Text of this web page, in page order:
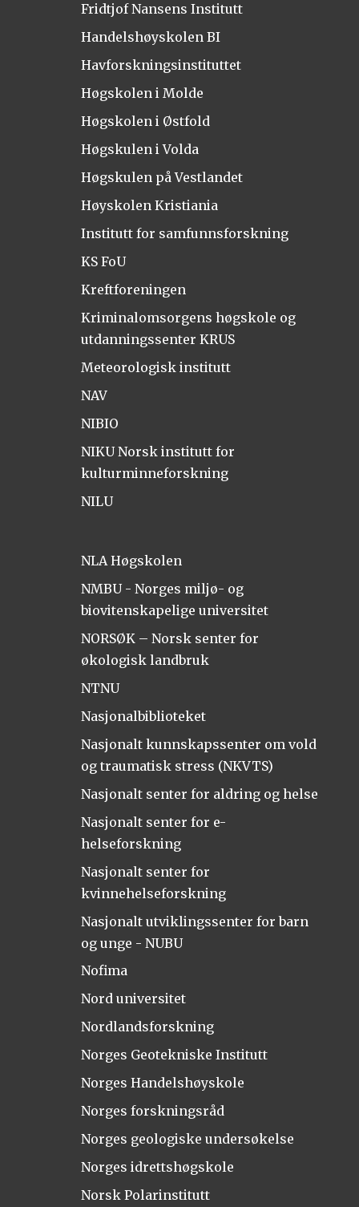
Fridtjof Nansens Institutt
Handelshøyskolen BI
Havforskningsinstituttet
Høgskolen i Molde
Høgskolen i Østfold
Høgskulen i Volda
Høgskulen på Vestlandet
Høyskolen Kristiania
Institutt for samfunnsforskning
KS FoU
Kreftforeningen
Kriminalomsorgens høgskole og
utdanningssenter KRUS
Meteorologisk institutt
NAV
NIBIO
NIKU Norsk institutt for
kulturminneforskning
NILU
NLA Høgskolen
NMBU - Norges miljø- og
biovitenskapelige universitet
NORSØK – Norsk senter for
økologisk landbruk
NTNU
Nasjonalbiblioteket
Nasjonalt kunnskapssenter om vold
og traumatisk stress (NKVTS)
Nasjonalt senter for aldring og helse
Nasjonalt senter for e-
helseforskning
Nasjonalt senter for
kvinnehelseforskning
Nasjonalt utviklingssenter for barn
og unge - NUBU
Nofima
Nord universitet
Nordlandsforskning
Norges Geotekniske Institutt
Norges Handelshøyskole
Norges forskningsråd
Norges geologiske undersøkelse
Norges idrettshøgskole
Norsk Polarinstitutt